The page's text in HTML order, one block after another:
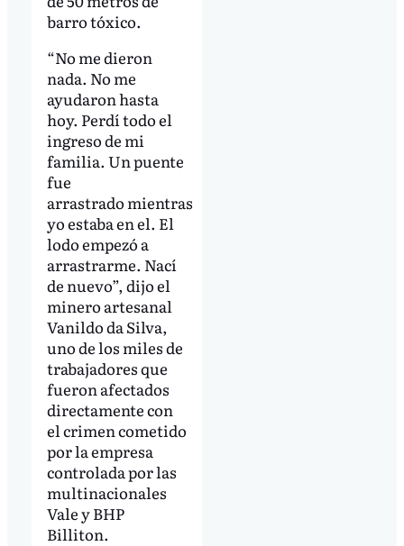
barro tóxico.
“No me dieron
nada. No me
ayudaron hasta
hoy. Perdí todo el
ingreso de mi
familia. Un puente
fue
arrastrado mientras
yo estaba en el. El
lodo empezó a
arrastrarme. Nací
de nuevo”, dijo el
minero artesanal
Vanildo da Silva,
uno de los miles de
trabajadores que
fueron afectados
directamente con
el crimen cometido
por la empresa
controlada por las
multinacionales
Vale y BHP
Billiton.